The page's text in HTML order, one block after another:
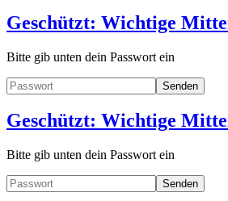
Geschützt: Wichtige
Bitte gib unten dein Passwort ein
Geschützt: Wichtige
Bitte gib unten dein Passwort ein